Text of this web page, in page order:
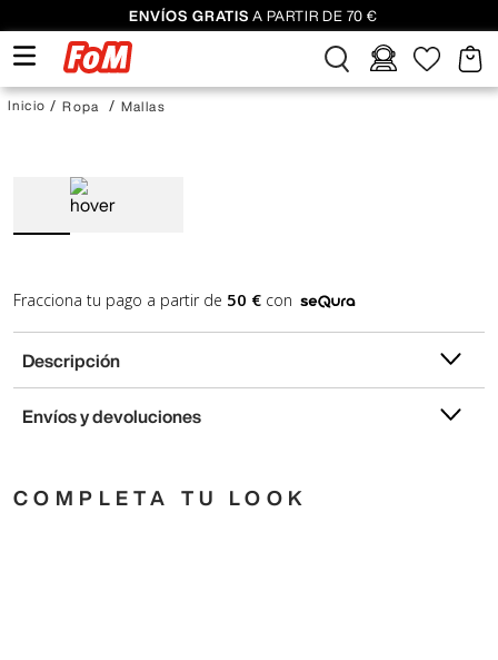
ENVÍOS GRATIS A PARTIR DE 70 €
Ropa Mallas
Fracciona tu pago a partir de 50 € con
Descripción
Envíos y devoluciones
COMPLETA TU LOOK